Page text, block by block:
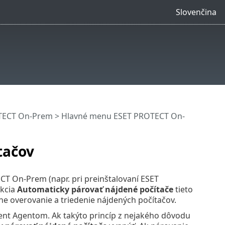
Slovenčina
On-Prem > Hlavné menu ESET PROTECT On-
On-Prem (napr. pri preinštalovaní ESET
Automaticky párovať nájdené počítačetieto
overovanie a triedenie nájdených počítačov.
Agentom. Ak takýto princíp z nejakého dôvodu